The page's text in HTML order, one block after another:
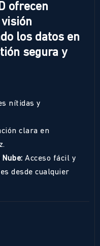
ofrecen
los datos en
segura y
nítidas y
clara en
Acceso fácil y
desde cualquier